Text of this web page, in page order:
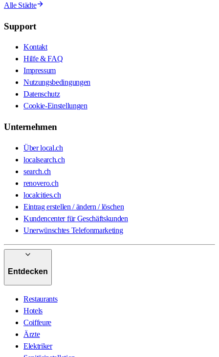
Alle Städte
Support
Kontakt
Hilfe & FAQ
Impressum
Nutzungsbedingungen
Datenschutz
Cookie-Einstellungen
Unternehmen
Über local.ch
localsearch.ch
search.ch
renovero.ch
localcities.ch
Eintrag erstellen / ändern / löschen
Kundencenter für Geschäftskunden
Unerwünschtes Telefonmarketing
Entdecken
Restaurants
Hotels
Coiffeure
Ärzte
Elektriker